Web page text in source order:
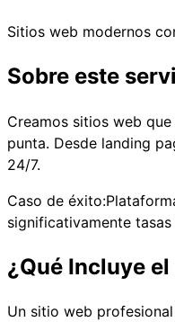
Sitios web modernos
Sobre este
Creamos sitios web
punta. Desde landing
24/7.
Caso de éxito:
significativamente
¿Qué Incluye
Un sitio web